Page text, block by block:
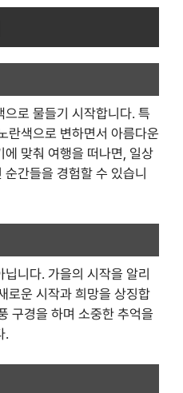
로 물들기 시작합니다. 특
란색으로 변하면서 아름다운
맞춰 여행을 떠나면, 일상
간들을 경험할 수 있습니
니다. 가을의 시작을 알리
로운 시작과 희망을 상징합
구경을 하며 소중한 추억을
.